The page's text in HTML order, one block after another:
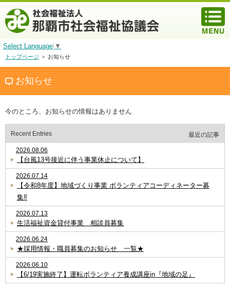
Select Language ▼
トップページ ＞ お知らせ
お知らせ
今のところ、お知らせの情報はありません
Recent Entries 最近の記事
2026.08.06
【台風13号接近に伴う事業休止について】
2026.07.14
【令和8年度】地域づくり事業 ボランティアコーディネーター募
集‼
2026.07.13
生活福祉資金貸付事業 相談員募集
2026.06.24
★採用情報・職員募集のお知らせ 一覧★
2026.06.10
【6/19実施終了】運転ボランティア養成講座in『地域の足』